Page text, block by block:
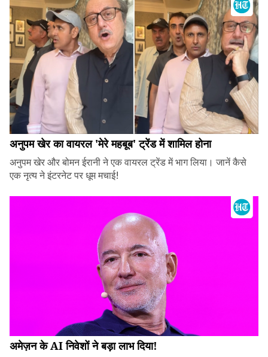
अनुपम खेर का वायरल 'मेरे महबूब' ट्रेंड में शामिल होना
अनुपम खेर और बोमन ईरानी ने एक वायरल ट्रेंड में भाग लिया। जानें कैसे
एक नृत्य ने इंटरनेट पर धूम मचाई!
अमेज़न के AI निवेशों ने बड़ा लाभ दिया!